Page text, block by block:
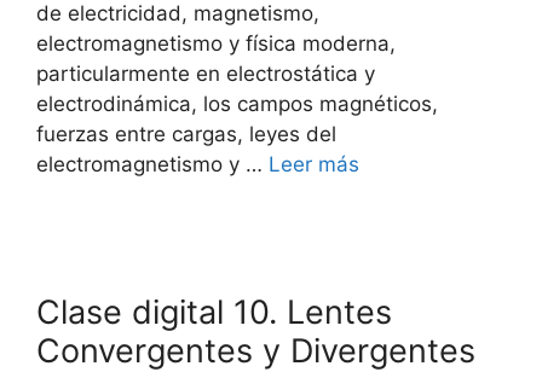
de electricidad, magnetismo,
electromagnetismo y física moderna,
particularmente en electrostática y
electrodinámica, los campos magnéticos,
fuerzas entre cargas, leyes del
electromagnetismo y … Leer más
Clase digital 10. Lentes
Convergentes y Divergentes